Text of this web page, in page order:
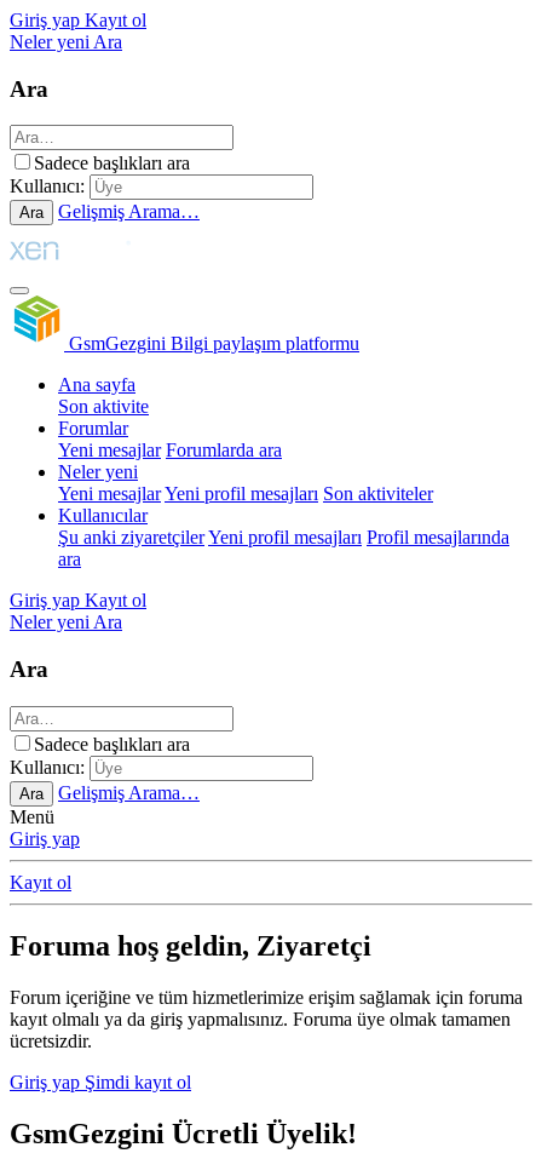
Giriş yap Kayıt ol
Neler yeni Ara
Ara
Sadece başlıkları ara
Kullanıcı:
Ara Gelişmiş Arama…
GsmGezgini Bilgi paylaşım platformu
Ana sayfa
Son aktivite
Forumlar
Yeni mesajlar Forumlarda ara
Neler yeni
Yeni mesajlarYeni profil mesajları Son aktiviteler
Kullanıcılar
Şu anki ziyaretçilerYeni profil mesajları Profil mesajlarında
ara
Giriş yap Kayıt ol
Neler yeniAra
Ara
Sadece başlıkları ara
Kullanıcı:
Ara
Gelişmiş Arama…
Menü
Giriş yap
Kayıt ol
Foruma hoş geldin, Ziyaretçi
Forum içeriğine ve tüm hizmetlerimize erişim sağlamak için foruma
kayıt olmalı ya da giriş yapmalısınız. Foruma üye olmak tamamen
ücretsizdir.
Giriş yap Şimdi kayıt ol
GsmGezgini Ücretli Üyelik!